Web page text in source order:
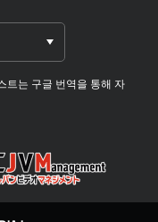
트는 구글 번역을 통해 자